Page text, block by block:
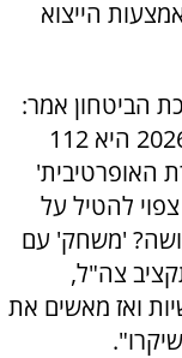
הייצוא
הביטחון אמר:
"המסגרת התקציבית שסוכמה לשנת 2026 היא 112
האופרטיבית'
להטיל על
'משחק' עם
צה"ל,
ואז מאשים את